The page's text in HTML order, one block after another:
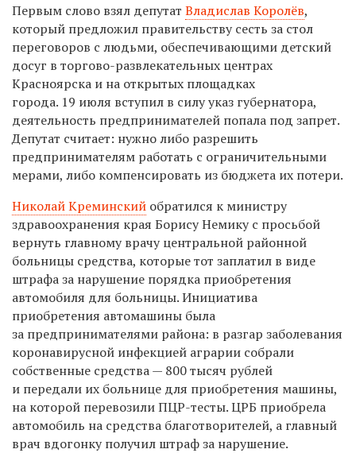
Первым слово взял депутат Владислав Королёв,
который предложил правительству сесть за стол
переговоров с людьми, обеспечивающими детский
досуг в торгово-развлекательных центрах
Красноярска и на открытых площадках
города. 19 июля вступил в силу указ губернатора,
деятельность предпринимателей попала под запрет.
Депутат считает: нужно либо разрешить
предпринимателям работать с ограничительными
мерами, либо компенсировать из бюджета их потери.
Николай Креминский обратился к министру
здравоохранения края Борису Немику с просьбой
вернуть главному врачу центральной районной
больницы средства, которые тот заплатил в виде
штрафа за нарушение порядка приобретения
автомобиля для больницы. Инициатива
приобретения автомашины была
за предпринимателями района: в разгар заболевания
коронавирусной инфекцией аграрии собрали
собственные средства — 800 тысяч рублей
и передали их больнице для приобретения машины,
на которой перевозили ПЦР-тесты. ЦРБ приобрела
автомобиль на средства благотворителей, а главный
врач вдогонку получил штраф за нарушение.